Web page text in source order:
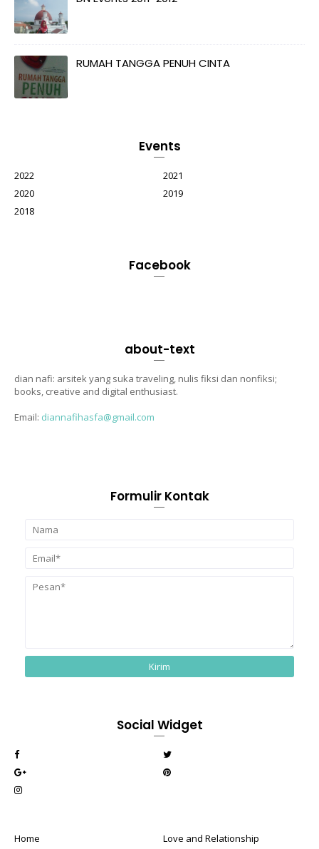
RUMAH TANGGA PENUH CINTA
Events
2022
2021
2020
2019
2018
Facebook
about-text
dian nafi: arsitek yang suka traveling, nulis fiksi dan nonfiksi;
books, creative and digital enthusiast.
Email: diannafihasfa@gmail.com
Formulir Kontak
Social Widget
Home
Love and Relationship